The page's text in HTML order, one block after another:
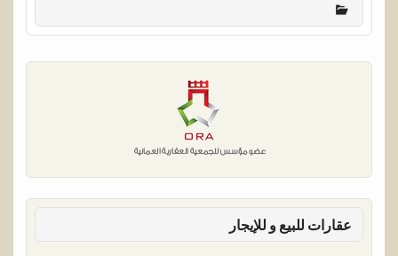
t
e
b
o
e
r
s
A
l
e
d
I
n
l
r
e
عقارات للبيع و للإيجار